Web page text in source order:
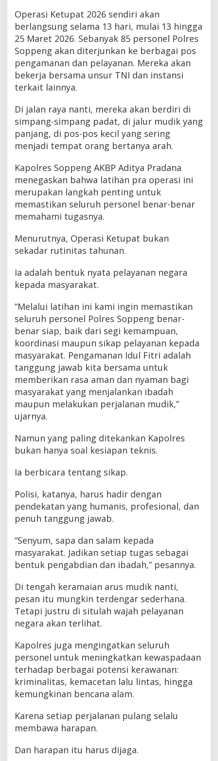
Operasi Ketupat 2026 sendiri akan
berlangsung selama 13 hari, mulai 13 hingga
25 Maret 2026. Sebanyak 85 personel Polres
Soppeng akan diterjunkan ke berbagai pos
pengamanan dan pelayanan. Mereka akan
bekerja bersama unsur TNI dan instansi
terkait lainnya.
Di jalan raya nanti, mereka akan berdiri di
simpang-simpang padat, di jalur mudik yang
panjang, di pos-pos kecil yang sering
menjadi tempat orang bertanya arah.
Kapolres Soppeng AKBP Aditya Pradana
menegaskan bahwa latihan pra operasi ini
merupakan langkah penting untuk
memastikan seluruh personel benar-benar
memahami tugasnya.
Menurutnya, Operasi Ketupat bukan
sekadar rutinitas tahunan.
Ia adalah bentuk nyata pelayanan negara
kepada masyarakat.
“Melalui latihan ini kami ingin memastikan
seluruh personel Polres Soppeng benar-
benar siap, baik dari segi kemampuan,
koordinasi maupun sikap pelayanan kepada
masyarakat. Pengamanan Idul Fitri adalah
tanggung jawab kita bersama untuk
memberikan rasa aman dan nyaman bagi
masyarakat yang menjalankan ibadah
maupun melakukan perjalanan mudik,”
ujarnya.
Namun yang paling ditekankan Kapolres
bukan hanya soal kesiapan teknis.
Ia berbicara tentang sikap.
Polisi, katanya, harus hadir dengan
pendekatan yang humanis, profesional, dan
penuh tanggung jawab.
“Senyum, sapa dan salam kepada
masyarakat. Jadikan setiap tugas sebagai
bentuk pengabdian dan ibadah,” pesannya.
Di tengah keramaian arus mudik nanti,
pesan itu mungkin terdengar sederhana.
Tetapi justru di situlah wajah pelayanan
negara akan terlihat.
Kapolres juga mengingatkan seluruh
personel untuk meningkatkan kewaspadaan
terhadap berbagai potensi kerawanan:
kriminalitas, kemacetan lalu lintas, hingga
kemungkinan bencana alam.
Karena setiap perjalanan pulang selalu
membawa harapan.
Dan harapan itu harus dijaga.